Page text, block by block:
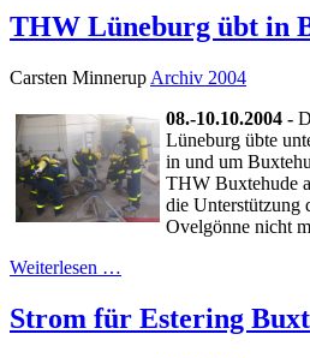
THW Lüneburg übt in
Carsten Minnerup Archiv 2004
08.-10.10.2004 -
Lüneburg übte
in und um
THW Buxtehude
die Unterstützung
Ovelgönne nicht
Weiterlesen …
Strom für Estering